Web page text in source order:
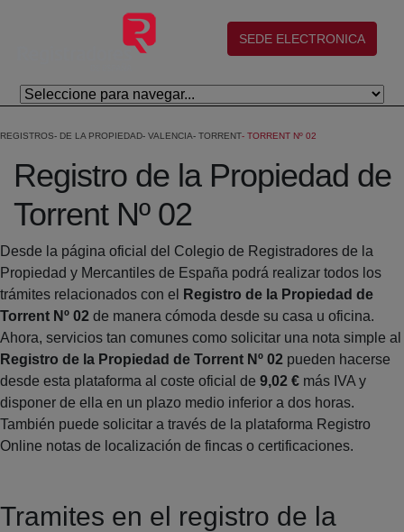
Salta al contingut principal
(abre en nueva ventana)
SEDE ELECTRONICA
REGISTROS DE LA PROPIEDAD VALENCIA TORRENT TORRENT Nº 02
Registro de la Propiedad de
Torrent Nº 02
Desde la página oficial del Colegio de Registradores de la
Propiedad y Mercantiles de España podrá realizar todos los
trámites relacionados con el
Registro de la Propiedad de
Torrent Nº 02 de manera cómoda desde su casa u oficina.
Ahora, servicios tan comunes como solicitar una nota simple al
Registro de la Propiedad de Torrent Nº 02 pueden hacerse
desde esta plataforma al coste oficial de 9,02 € más IVA y
disponer de ella en un plazo medio inferior a dos horas.
También puede solicitar a través de la plataforma Registro
Online notas de localización de fincas o certificaciones.
Tramites en el registro de la